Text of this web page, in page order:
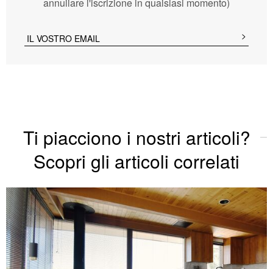
Ti piacciono i nostri articoli?
Scopri gli articoli correlati